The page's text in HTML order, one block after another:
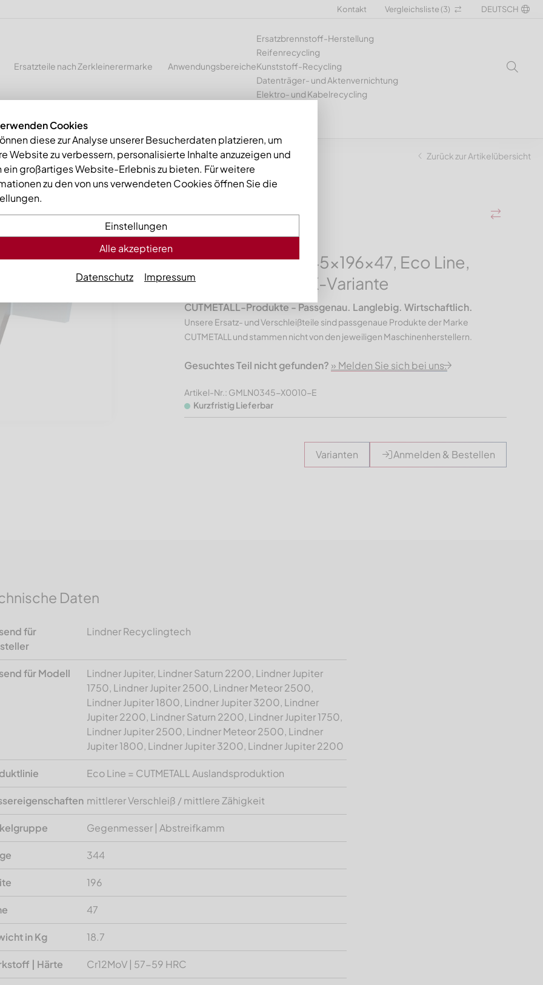
Kontakt Vergleichsliste (3) DEUTSCH
Ersatzteile nach Zerkleinerermarke Anwendungsbereiche
Ersatzbrennstoff-Herstellung
Reifenrecycling
Kunststoff-Recycling
Datenträger- und Aktenvernichtung
Elektro- und Kabelrecycling
Gegenmesser 345x196x47, Eco Line, Ausführung 145, X-Variante Zurück zur Artikelübersicht
Gegenmesser 345x196x47, Eco Line,
Ausführung 145, X-Variante
CUTMETALL-Produkte - Passgenau. Langlebig. Wirtschaftlich.
Unsere Ersatz- und Verschleißteile sind passgenaue Produkte der Marke
CUTMETALL und stammen nicht von den jeweiligen Maschinenherstellern.
Gesuchtes Teil nicht gefunden? » Melden Sie sich bei uns.
Artikel-Nr.: GMLN0345-X0010-E
Kurzfristig Lieferbar
Varianten Anmelden & Bestellen
Daten
für
Lindner Recyclingtech
für Modell
Lindner Jupiter, Lindner Saturn 2200, Lindner Jupiter
1750, Lindner Jupiter 2500, Lindner Meteor 2500,
Lindner Jupiter 1800, Lindner Jupiter 3200, Lindner
Jupiter 2200, Lindner Saturn 2200, Lindner Jupiter 1750,
Lindner Jupiter 2500, Lindner Meteor 2500, Lindner
Jupiter 1800, Lindner Jupiter 3200, Lindner Jupiter 2200
Eco Line = CUTMETALL Auslandsproduktion
mittlerer Verschleiß / mittlere Zähigkeit
Gegenmesser | Abstreifkamm
344
196
47
in Kg 18.7
| Härte Cr12MoV | 57-59 HRC
Cookies
diese zur Analyse unserer Besucherdaten platzieren, um
Website zu verbessern, personalisierte Inhalte anzuzeigen und
ein großartiges Website-Erlebnis zu bieten. Für weitere
zu den von uns verwendeten Cookies öffnen Sie die
Einstellungen
Alle akzeptieren
Datenschutz Impressum